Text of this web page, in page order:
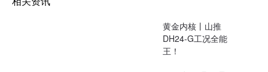
黄金内核丨山推
DH24-G工况全能
王！